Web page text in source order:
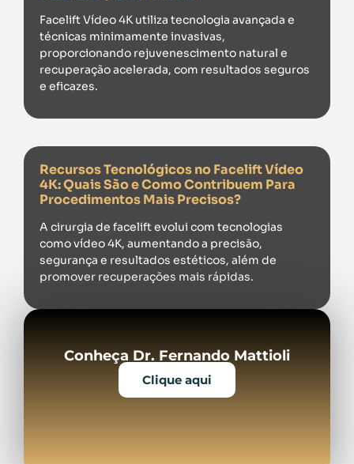
Facelift Vídeo 4K utiliza tecnologia avançada e
técnicas minimamente invasivas,
proporcionando rejuvenescimento natural e
recuperação acelerada, com resultados seguros
e eficazes.
Recursos Tecnológicos no Facelift Vídeo
4K: Quais São e Como Contribuem Para
Procedimentos Mais Precisos?
A cirurgia de facelift evolui com tecnologias
como vídeo 4K, aumentando a precisão,
segurança e resultados estéticos, além de
promover recuperações mais rápidas.
Conheça Dr. Fernando Mattioli
Clique aqui